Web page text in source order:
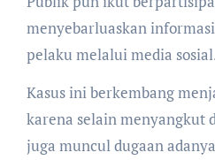
menyebarluaskan
pelaku melalui media
Kasus ini berkembang
karena selain menyangkut
juga muncul dugaan